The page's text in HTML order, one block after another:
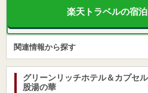
楽天トラベルの宿
関連情報から探す
グリーンリッチホテル＆カプセ
股湯の華